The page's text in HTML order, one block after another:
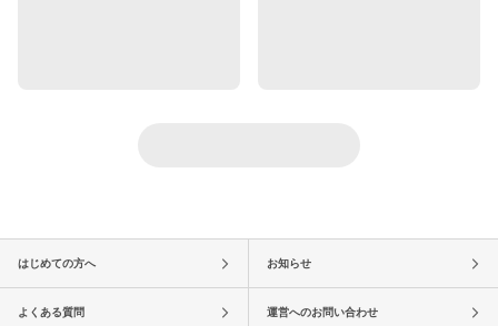
はじめての方へ お知らせ
よくある質問 運営へのお問い合わせ